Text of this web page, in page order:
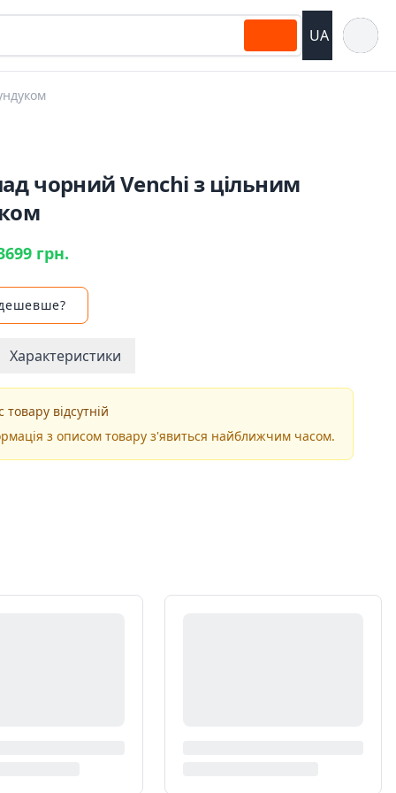
UA
чорний Venchi з цільним
грн.
Характеристики
товару відсутній
з описом товару з'явиться найближчим часом.